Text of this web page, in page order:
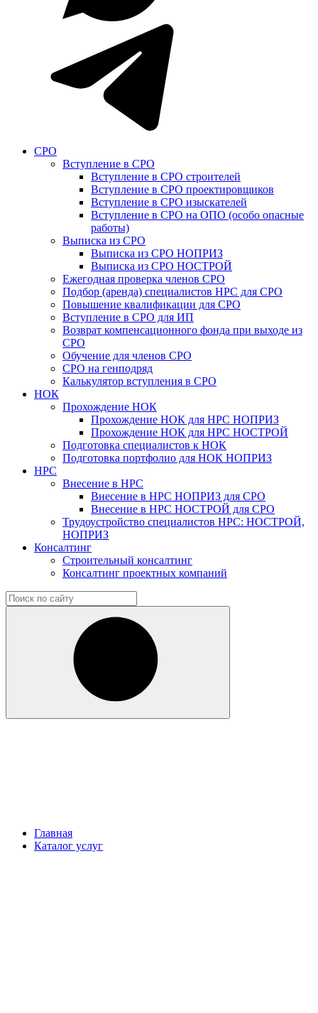
СРО
Вступление в СРО
Вступление в СРО строителей
Вступление в СРО проектировщиков
Вступление в СРО изыскателей
Вступление в СРО на ОПО (особо опасные
работы)
Выписка из СРО
Выписка из СРО НОПРИЗ
Выписка из СРО НОСТРОЙ
Ежегодная проверка членов СРО
Подбор (аренда) специалистов НРС для СРО
Повышение квалификации для СРО
Вступление в СРО для ИП
Возврат компенсационного фонда при выходе из
СРО
Обучение для членов СРО
СРО на генподряд
Калькулятор вступления в СРО
НОК
Прохождение НОК
Прохождение НОК для НРС НОПРИЗ
Прохождение НОК для НРС НОСТРОЙ
Подготовка специалистов к НОК
Подготовка портфолио для НОК НОПРИЗ
НРС
Внесение в НРС
Внесение в НРС НОПРИЗ для СРО
Внесение в НРС НОСТРОЙ для СРО
Трудоустройство специалистов НРС: НОСТРОЙ,
НОПРИЗ
Консалтинг
Строительный консалтинг
Консалтинг проектных компаний
Главная
Каталог услуг